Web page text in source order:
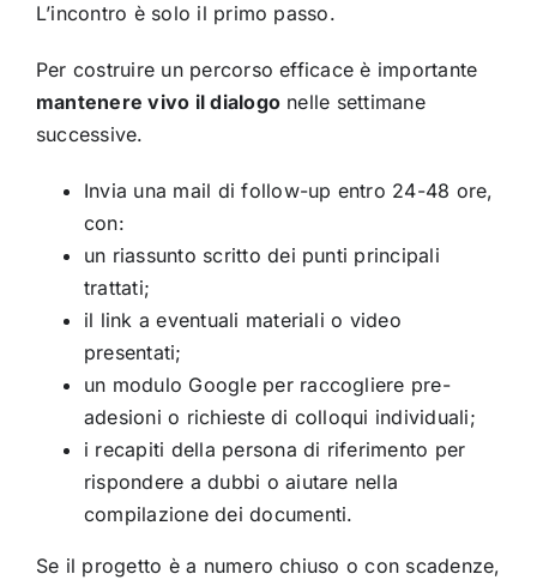
L’incontro è solo il primo passo.
Per costruire un percorso efficace è importante
mantenere vivo il dialogo nelle settimane
successive.
Invia una mail di follow-up entro 24-48 ore,
con:
un riassunto scritto dei punti principali
trattati;
il link a eventuali materiali o video
presentati;
un modulo Google per raccogliere pre-
adesioni o richieste di colloqui individuali;
i recapiti della persona di riferimento per
rispondere a dubbi o aiutare nella
compilazione dei documenti.
Se il progetto è a numero chiuso o con scadenze,